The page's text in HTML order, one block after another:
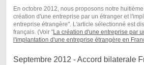
En octobre 2012, nous proposons notre
création d'une entreprise par un étranger et
entreprise étrangère". L'article sélectionné est
français. (Voir "La création d'une entreprise par
l'implantation d'une entreprise étrangère en
Septembre 2012 - Accord bilaterale